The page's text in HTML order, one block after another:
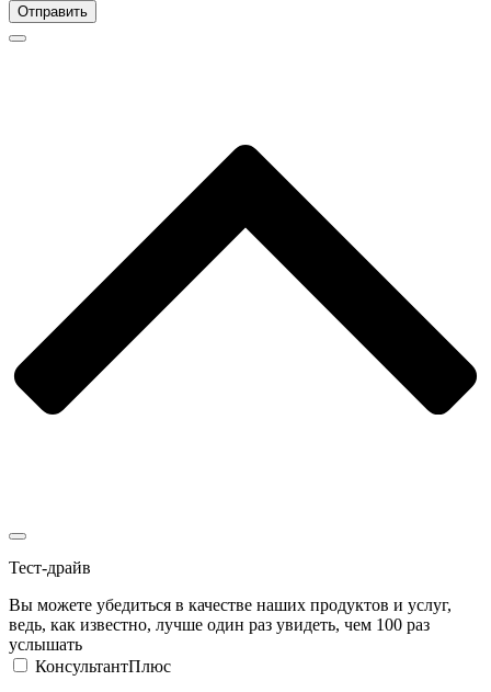
Отправить
Тест-драйв
Вы можете убедиться в качестве наших продуктов и услуг,
ведь, как известно, лучше один раз увидеть, чем 100 раз
услышать
КонсультантПлюс